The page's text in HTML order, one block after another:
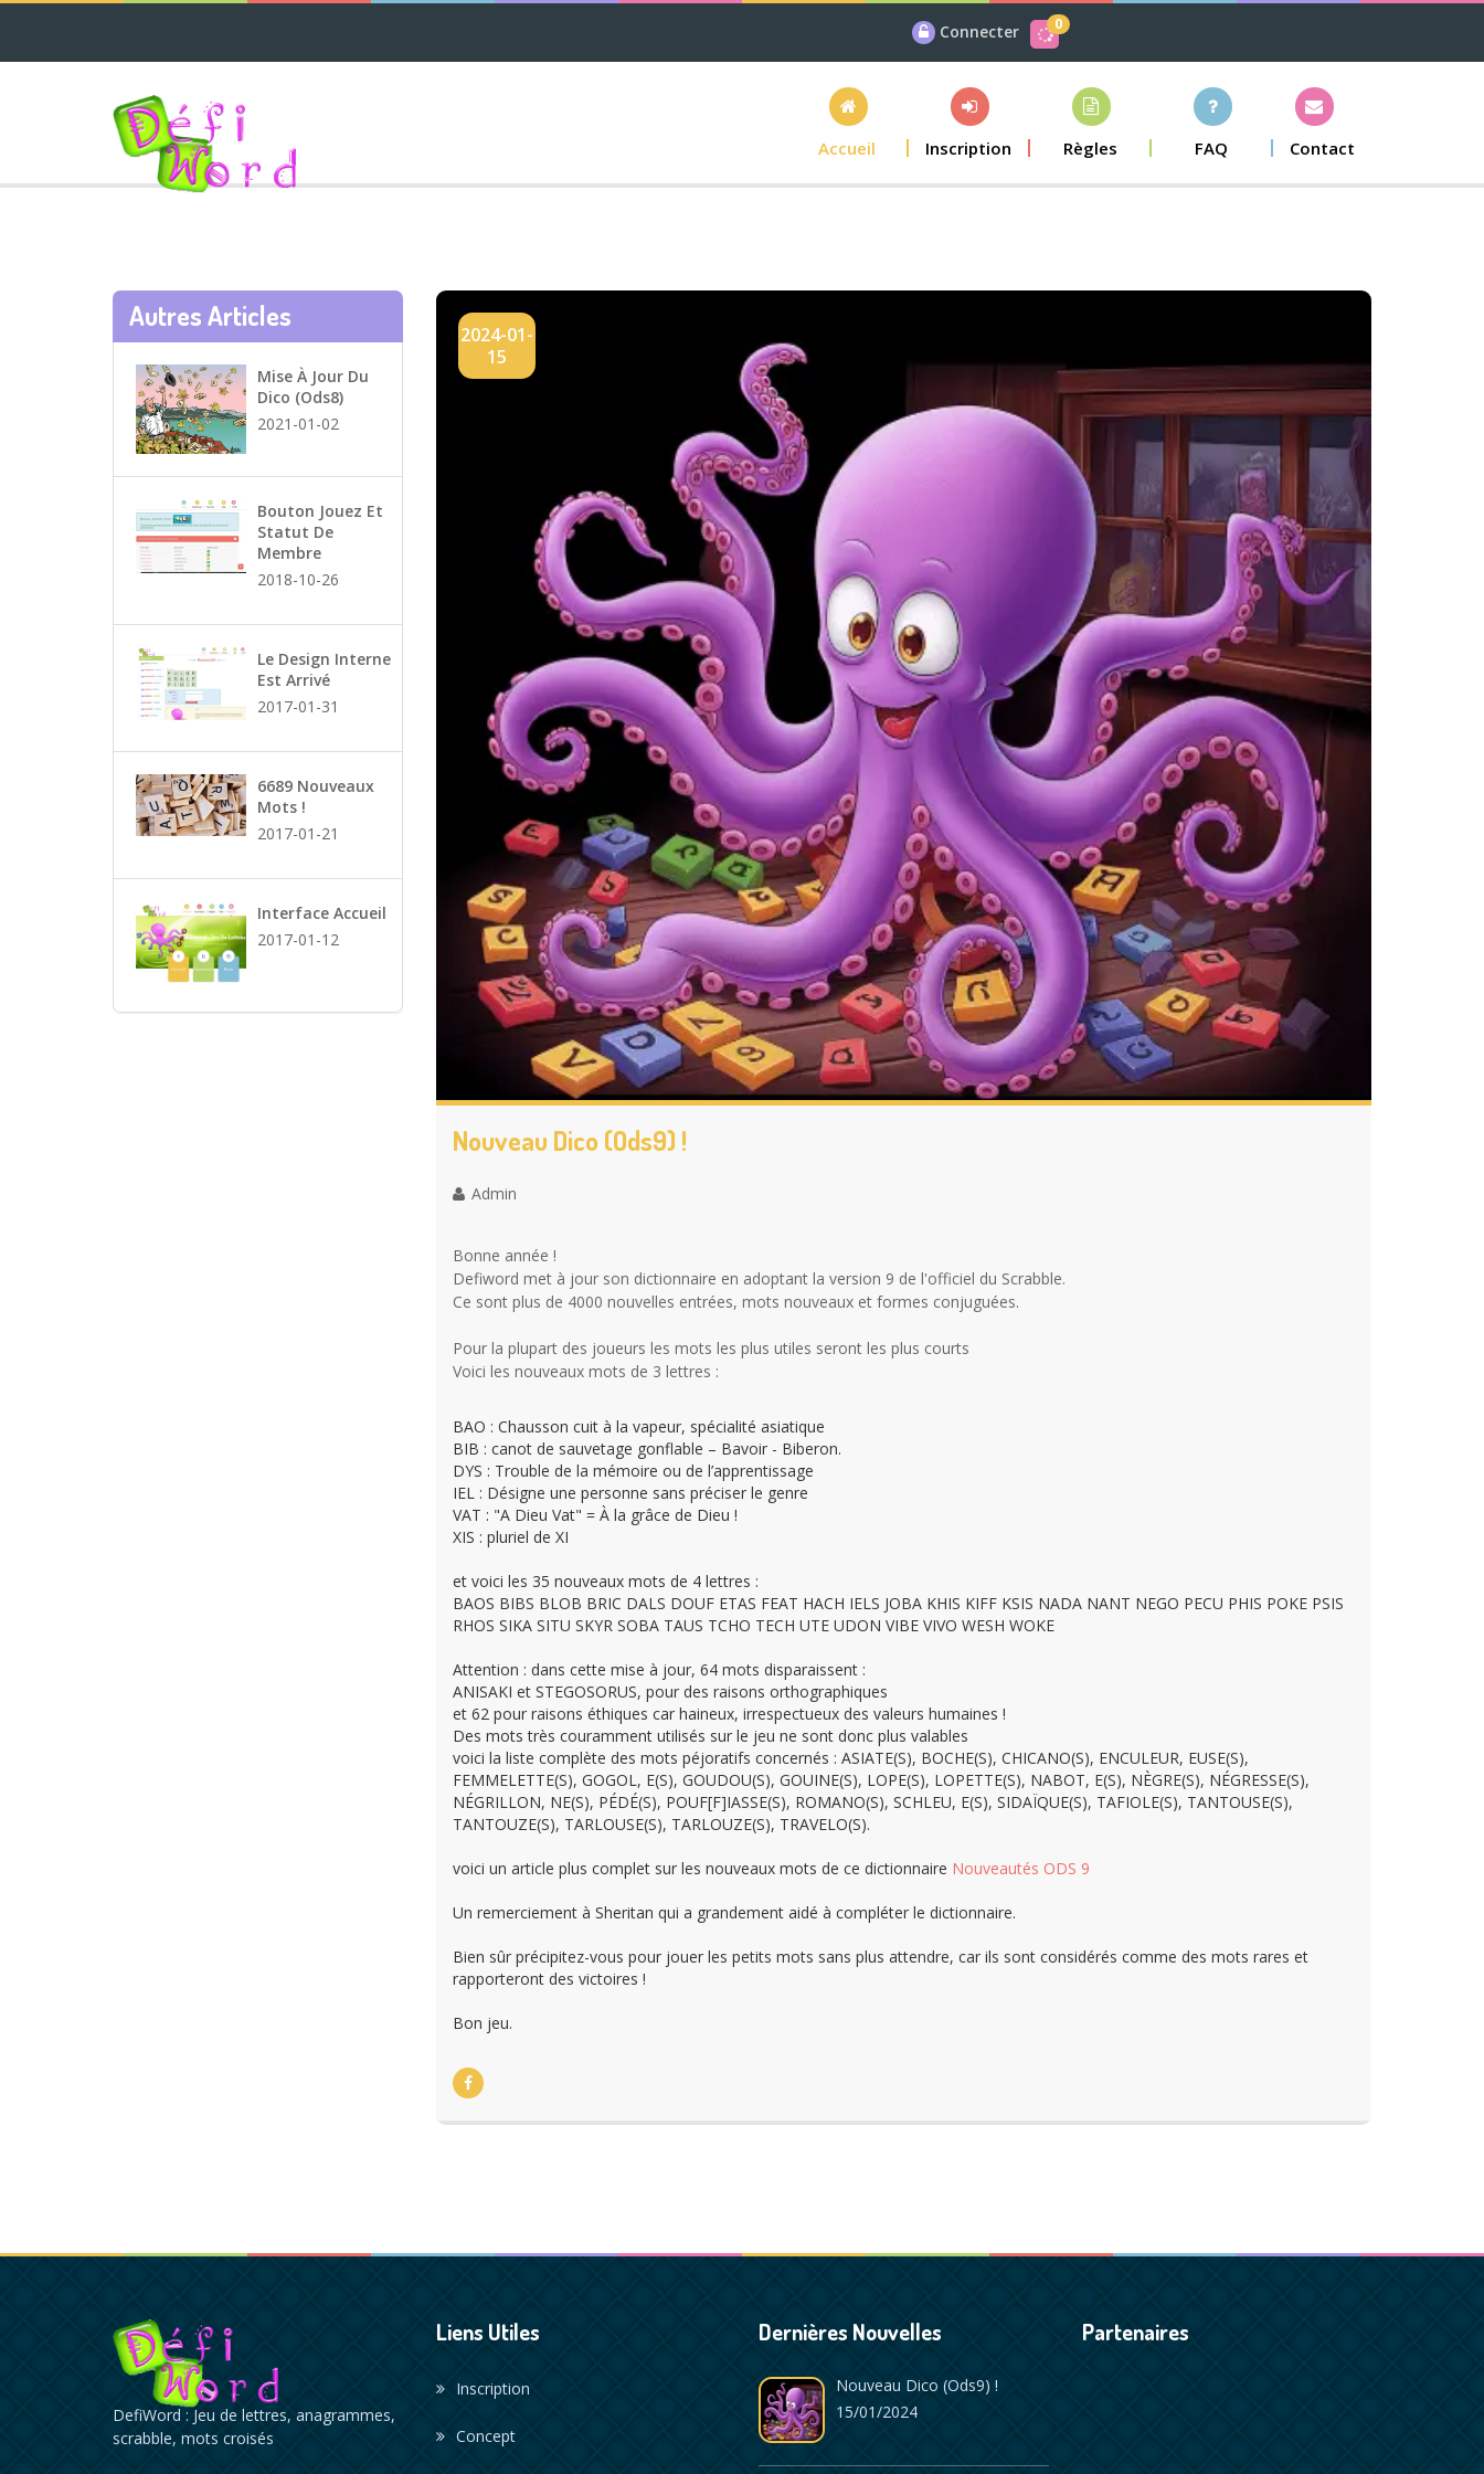
Connecter 0
Accueil Inscription Règles FAQ Contact
2024-01-
15
Nouveau Dico (ods9) !
Admin
Bonne année !
Defiword met à jour son dictionnaire en adoptant la version 9 de l'officiel du Scrabble.
Ce sont plus de 4000 nouvelles entrées, mots nouveaux et formes conjuguées.
Pour la plupart des joueurs les mots les plus utiles seront les plus courts
Voici les nouveaux mots de 3 lettres :
BAO : Chausson cuit à la vapeur, spécialité asiatique
BIB : canot de sauvetage gonflable – Bavoir - Biberon.
DYS : Trouble de la mémoire ou de l’apprentissage
IEL : Désigne une personne sans préciser le genre
VAT : "A Dieu Vat" = À la grâce de Dieu !
XIS : pluriel de XI
et voici les 35 nouveaux mots de 4 lettres :
BAOS BIBS BLOB BRIC DALS DOUF ETAS FEAT HACH IELS JOBA KHIS KIFF KSIS NADA NANT NEGO PECU PHIS POKE PSIS
RHOS SIKA SITU SKYR SOBA TAUS TCHO TECH UTE UDON VIBE VIVO WESH WOKE
Attention : dans cette mise à jour, 64 mots disparaissent :
ANISAKI et STEGOSORUS, pour des raisons orthographiques
et 62 pour raisons éthiques car haineux, irrespectueux des valeurs humaines !
Des mots très couramment utilisés sur le jeu ne sont donc plus valables
voici la liste complète des mots péjoratifs concernés : ASIATE(S), BOCHE(S), CHICANO(S), ENCULEUR, EUSE(S),
FEMMELETTE(S), GOGOL, E(S), GOUDOU(S), GOUINE(S), LOPE(S), LOPETTE(S), NABOT, E(S), NÈGRE(S), NÉGRESSE(S),
NÉGRILLON, NE(S), PÉDÉ(S), POUF[F]IASSE(S), ROMANO(S), SCHLEU, E(S), SIDAÏQUE(S), TAFIOLE(S), TANTOUSE(S),
TANTOUZE(S), TARLOUSE(S), TARLOUZE(S), TRAVELO(S).
voici un article plus complet sur les nouveaux mots de ce dictionnaire Nouveautés ODS 9
Un remerciement à Sheritan qui a grandement aidé à compléter le dictionnaire.
Bien sûr précipitez-vous pour jouer les petits mots sans plus attendre, car ils sont considérés comme des mots rares et
rapporteront des victoires !
Bon jeu.
Autres Articles
Mise À Jour Du
Dico (ods8)
2021-01-02
Bouton Jouez Et
Statut De
Membre
2018-10-26
Le Design Interne
Est Arrivé
2017-01-31
6689 Nouveaux
Mots !
2017-01-21
Interface Accueil
2017-01-12
DefiWord : Jeu de lettres, anagrammes,
scrabble, mots croisés
Liens Utiles
Inscription
Concept
Dernières Nouvelles
Nouveau Dico (ods9) !
15/01/2024
Partenaires